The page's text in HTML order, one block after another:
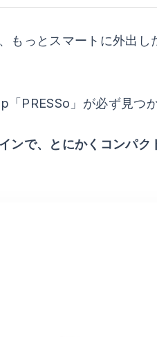
もっとスマートに外出
PRESSo」が必ず見つか
ンで、とにかくコンパ